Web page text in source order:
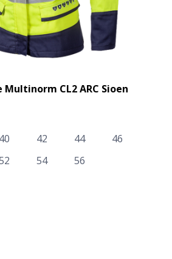
Multinorm CL2 ARC Sioen
40 42 44
46
54 56